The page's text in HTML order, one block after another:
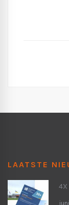
LAATSTE
4X